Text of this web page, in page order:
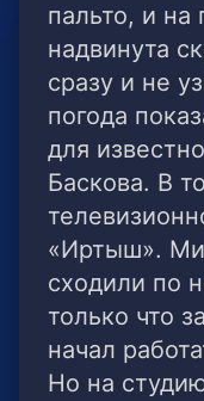
пальто, и на
надвинута
сразу и не
погода
для
Баскова. В
«Иртыш».
сходили по
только что
начал
Но на